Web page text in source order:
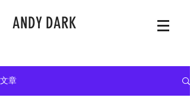
ANDY DARK
文章